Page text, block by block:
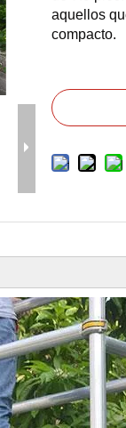
Herramientas y
aquellos
compacto.